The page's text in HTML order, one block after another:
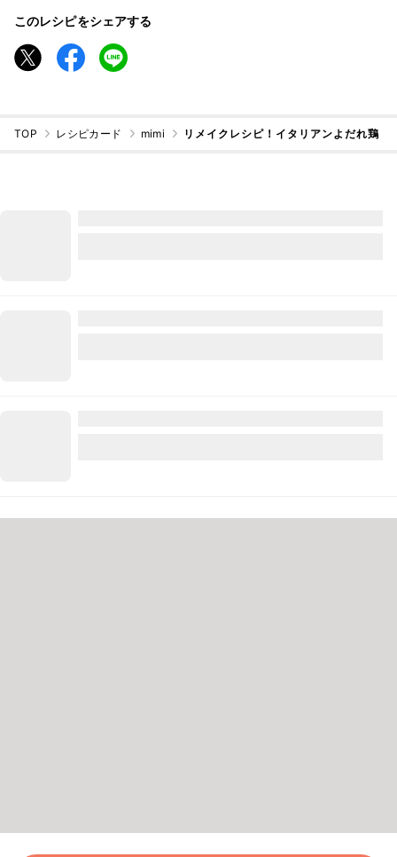
このレシピをシェアする
TOP レシピカード mimi リメイクレシピ！イタリアンよだれ鶏